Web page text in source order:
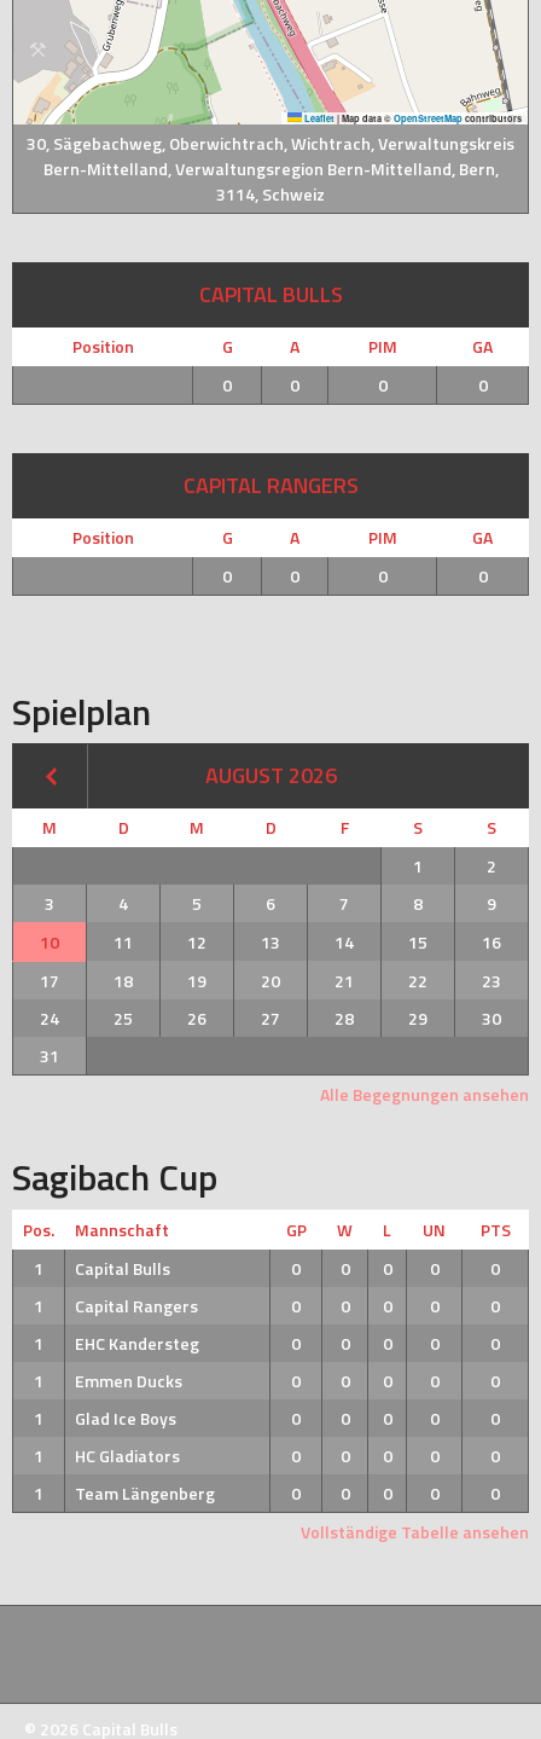
Leaflet | Map data © OpenStreetMap contributors
30, Sägebachweg, Oberwichtrach, Wichtrach, Verwaltungskreis
Bern-Mittelland, Verwaltungsregion Bern-Mittelland, Bern,
3114, Schweiz
CAPITAL BULLS
Position G A PIM
GA
0
0 0 0
CAPITAL RANGERS
Position G A PIM
GA
0
0 0 0
Spielplan
AUGUST 2026
M D M D F S
S
1
2
3
4 5 6 7 8
9
10
11 12 13 14 15
16
17
18 19 20 21 22
23
24
25 26 27 28 29
30
31
Alle Begegnungen ansehen
Sagibach Cup
Pos. Mannschaft GP W L UN
PTS
1
Capital Bulls 0 0 0 0
0
1
Capital Rangers 0 0 0 0
0
1
EHC Kandersteg 0 0 0 0
0
1
Emmen Ducks 0 0 0 0
0
1
Glad Ice Boys 0 0 0 0
0
1
HC Gladiators 0 0 0 0
0
1
Team Längenberg 0 0 0 0
0
Vollständige Tabelle ansehen
© 2026 Capital Bulls